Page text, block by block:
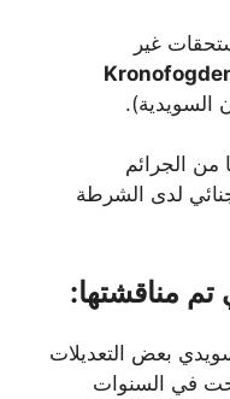
غير
السويدية).
من الجرائم
لدى الشرطة
تم مناقشتها:
بعض التعديلات
في السنوات